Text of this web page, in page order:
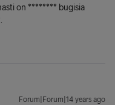
on ******** bugisia
Forum|Forum|14 years ago